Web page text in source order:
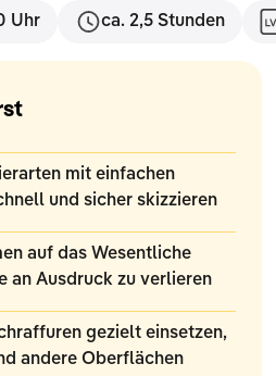
Uhr ca. 2,5 Stunden
mit einfachen
und sicher skizzieren
auf das Wesentliche
an Ausdruck zu verlieren
gezielt einsetzen,
andere Oberflächen